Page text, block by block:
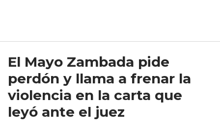
El Mayo Zambada pide
perdón y llama a frenar la
violencia en la carta que
leyó ante el juez